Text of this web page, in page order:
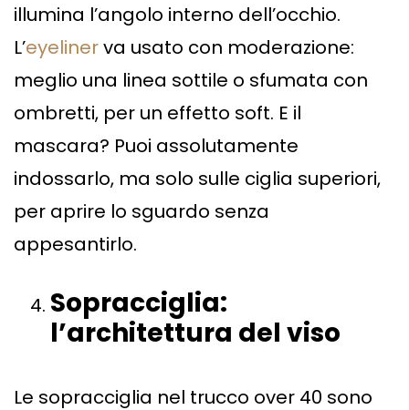
illumina l’angolo interno dell’occhio.
L’eyelinerva usato con moderazione:
meglio una linea sottile o sfumata con
ombretti, per un effetto soft. E il
mascara? Puoi assolutamente
indossarlo, ma solo sulle ciglia superiori,
per aprire lo sguardo senza
appesantirlo.
Sopracciglia:
l’architettura del viso
Le sopracciglia nel trucco over 40 sono